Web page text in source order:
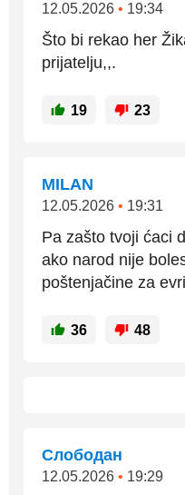
12.05.2026 • 19:34
Što bi rekao her
prijatelju,,.
19 23
MILAN
12.05.2026 • 19:31
Pa zašto tvoji ćaci
ako narod nije
poštenjačine za
36 48
Слободан
12.05.2026 • 19:29